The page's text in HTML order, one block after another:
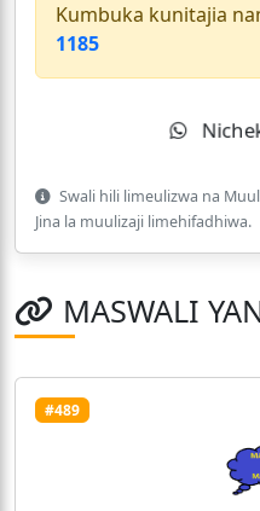
Kumbuka kunitajia
1185
Swali hili limeulizwa na
Jina la muulizaji limehifadhiwa.
MASWALI
#489